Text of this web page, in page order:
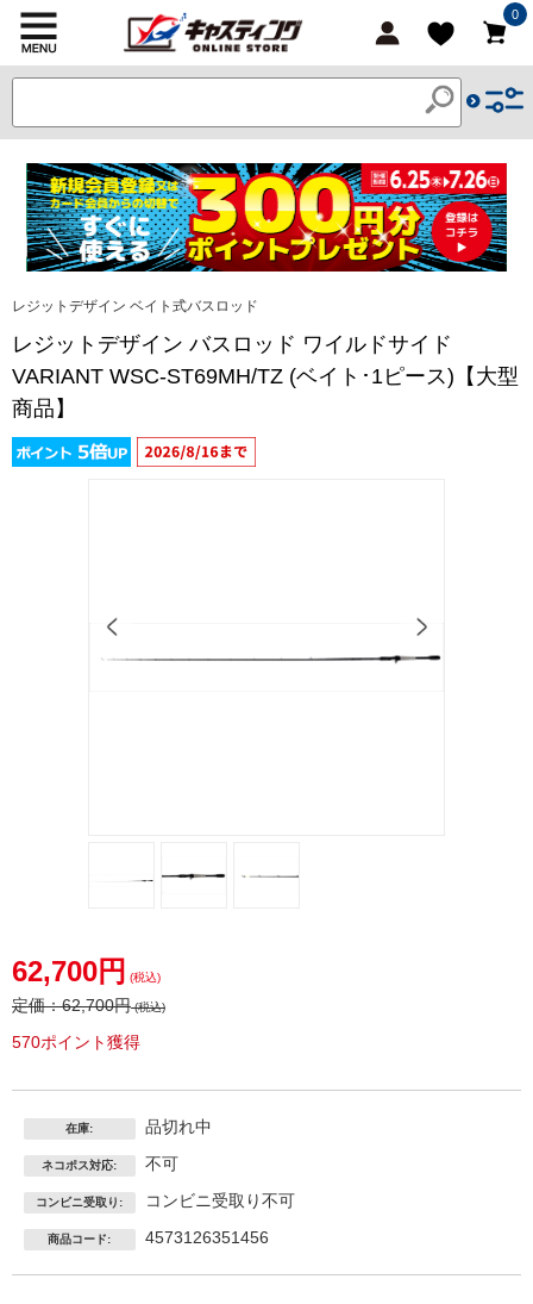
0
レジットデザイン ベイト式バスロッド
レジットデザイン バスロッド ワイルドサイド
VARIANT WSC-ST69MH/TZ (ベイト･1ピース)【大型
商品】
62,700円 (税込)
定価：62,700円(税込)
570ポイント獲得
在庫: 品切れ中
ネコポス対応: 不可
コンビニ受取り: コンビニ受取り不可
商品コード: 4573126351456